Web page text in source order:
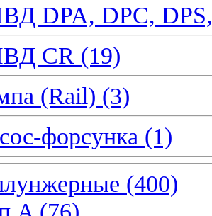
DPA, DPC,
CR (19)
(Rail) (3)
форсунка (1)
(400)